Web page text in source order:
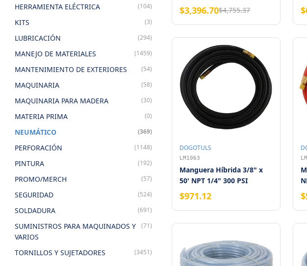
HERRAMIENTA ELÉCTRICA (104)
KITS (3)
LUBRICACIÓN (294)
MANEJO DE MATERIALES (1459)
MANTENIMIENTO DE EXTERIORES (54)
MAQUINARIA (58)
MAQUINARIA PARA MADERA (30)
MATERIA PRIMA (0)
NEUMÁTICO (369)
PERFORACIÓN (1148)
PINTURA (192)
PROMO/MERCH (57)
SEGURIDAD (524)
SOLDADURA (691)
SUMINISTROS PARA MAQUINADOS Y
VARIOS
(71)
TORNILLOS Y SUJETADORES (3451)
x 50 Pies Weston
$3,396.70$4,755.37
DOGOTULS
LM1063
Manguera Híbrida 3/8" x
50' NPT 1/4" 300 PSI
$971.12